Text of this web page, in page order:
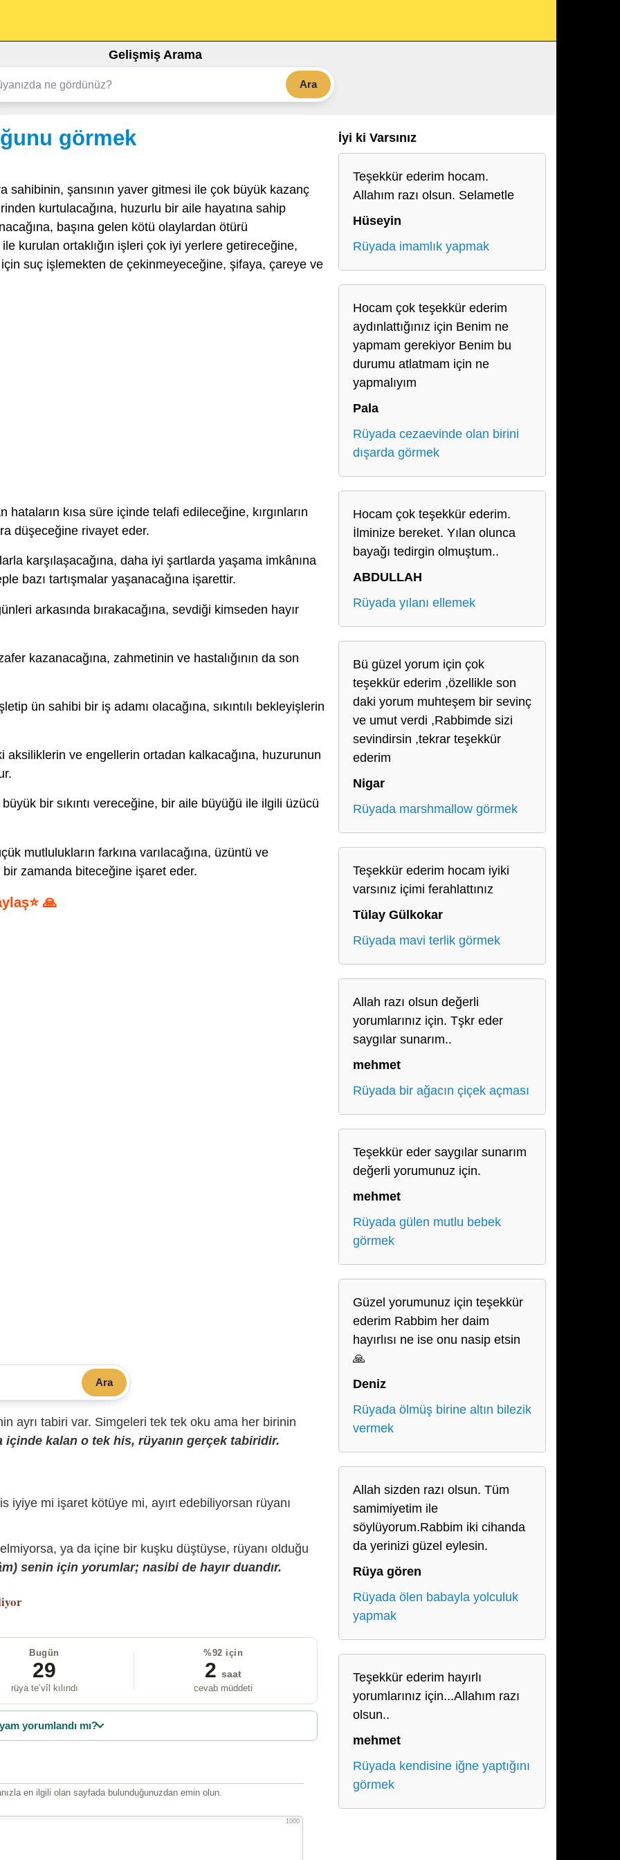
Gelişmiş Arama
Ara
görmek
sahibinin, şansının yaver gitmesi ile çok büyük kazanç
kurtulacağına, huzurlu bir aile hayatına sahip
başına gelen kötü olaylardan ötürü
kurulan ortaklığın işleri çok iyi yerlere getireceğine,
suç işlemekten de çekinmeyeceğine, şifaya, çareye ve
hataların kısa süre içinde telafi edileceğine, kırgınların
düşeceğine rivayet eder.
karşılaşacağına, daha iyi şartlarda yaşama imkânına
bazı tartışmalar yaşanacağına işarettir.
arkasında bırakacağına, sevdiği kimseden hayır
kazanacağına, zahmetinin ve hastalığının da son
ün sahibi bir iş adamı olacağına, sıkıntılı bekleyişlerin
aksiliklerin ve engellerin ortadan kalkacağına, huzurunun
bir sıkıntı vereceğine, bir aile büyüğü ile ilgili üzücü
mutlulukların farkına varılacağına, üzüntü ve
bir zamanda biteceğine işaret eder.
🙏
Ara
ayrı tabiri var. Simgeleri tek tek oku ama her birinin
içinde kalan o tek his, rüyanın gerçek tabiridir.
iyiye mi işaret kötüye mi, ayırt edebiliyorsan rüyanı
ya da içine bir kuşku düştüyse, rüyanı olduğu
senin için yorumlar; nasibi de hayır duandır.
Bugün
29
rüya te’vîl kılındı
%92 için
2 saat
cevab müddeti
yorumlandı mı?
en ilgili olan sayfada bulunduğunuzdan emin olun.
1000
İyi ki Varsınız
Teşekkür ederim hocam.
Allahım razı olsun. Selametle
Hüseyin
Rüyada imamlık yapmak
Hocam çok teşekkür ederim
aydınlattığınız için Benim ne
yapmam gerekiyor Benim bu
durumu atlatmam için ne
yapmalıyım
Pala
Rüyada cezaevinde olan birini
dışarda görmek
Hocam çok teşekkür ederim.
İlminize bereket. Yılan olunca
bayağı tedirgin olmuştum..
ABDULLAH
Rüyada yılanı ellemek
Bü güzel yorum için çok
teşekkür ederim ,özellikle son
daki yorum muhteşem bir sevinç
ve umut verdi ,Rabbimde sizi
sevindirsin ,tekrar teşekkür
ederim
Nigar
Rüyada marshmallow görmek
Teşekkür ederim hocam iyiki
varsınız içimi ferahlattınız
Tülay Gülkokar
Rüyada mavi terlik görmek
Allah razı olsun değerli
yorumlarınız için. Tşkr eder
saygılar sunarım..
mehmet
Rüyada bir ağacın çiçek açması
Teşekkür eder saygılar sunarım
değerli yorumunuz için.
mehmet
Rüyada gülen mutlu bebek
görmek
Güzel yorumunuz için teşekkür
ederim Rabbim her daim
hayırlısı ne ise onu nasip etsin
🙏
Deniz
Rüyada ölmüş birine altın bilezik
vermek
Allah sizden razı olsun. Tüm
samimiyetim ile
söylüyorum.Rabbim iki cihanda
da yerinizi güzel eylesin.
Rüya gören
Rüyada ölen babayla yolculuk
yapmak
Teşekkür ederim hayırlı
yorumlarınız için...Allahım razı
olsun..
mehmet
Rüyada kendisine iğne yaptığını
görmek